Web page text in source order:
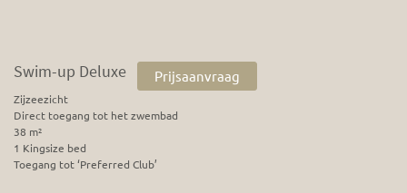
Swim-up Deluxe Prijsaanvraag
Zijzeezicht
Direct toegang tot het zwembad
38 m²
1 Kingsize bed
Toegang tot ‘Preferred Club’